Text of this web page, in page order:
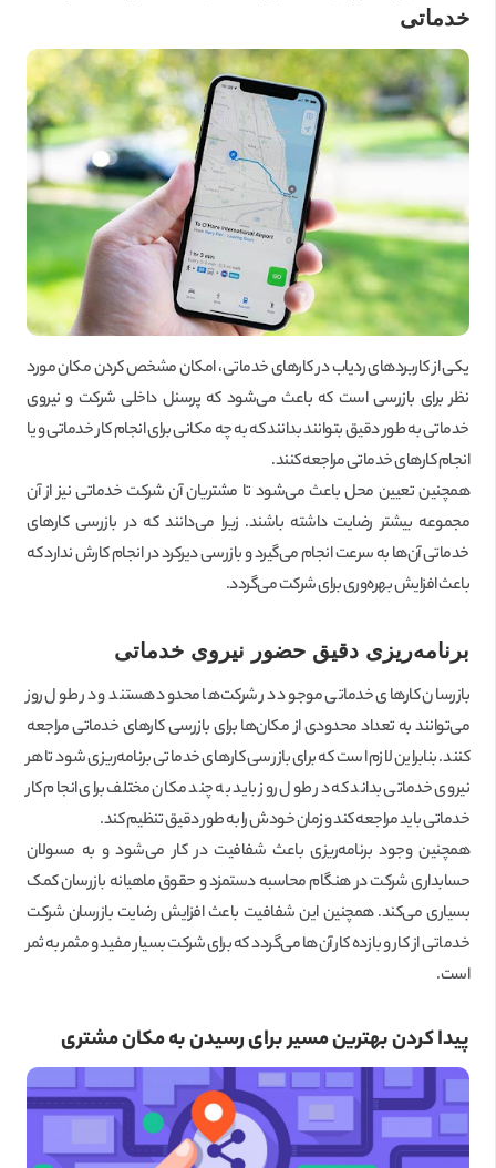
خدماتی
یکی از کاربردهای ردیاب در کارهای خدماتی، امکان مشخص کردن مکان مورد
نظر برای بازرسی است که باعث می‌شود که پرسنل داخلی شرکت و نیروی
خدماتی به طور دقیق بتوانند بدانند که به چه مکانی برای انجام کار خدماتی و یا
انجام کارهای خدماتی مراجعه کنند.
همچنین تعیین محل باعث می‌شود تا مشتریان آن شرکت خدماتی نیز از آن
مجموعه بیشتر رضایت داشته باشند. زیرا می‌دانند که در بازرسی کارهای
خدماتی آن‌ها به سرعت انجام می‌گیرد و بازرسی دیرکرد در انجام کارش ندارد که
باعث افزایش بهره‌وری برای شرکت می‌گردد.
برنامه‌ریزی دقیق حضور نیروی خدماتی
بازرسان کارهای خدماتی موجود در شرکت‌ها محدود هستند و در طول روز
می‌توانند به تعداد محدودی از مکان‌ها برای بازرسی کارهای خدماتی مراجعه
کنند. بنابراین لازم است که برای بازرسی کارهای خدماتی برنامه‌ریزی شود تا هر
نیروی خدماتی بداند که در طول روز باید به چند مکان مختلف برای انجام کار
خدماتی باید مراجعه کند و زمان خودش را به طور دقیق تنظیم کند.
همچنین وجود برنامه‌ریزی باعث شفافیت در کار می‌شود و به مسولان
حسابداری شرکت در هنگام محاسبه دستمزد و حقوق ماهیانه بازرسان کمک
بسیاری می‌کند. همچنین این شفافیت باعث افزایش رضایت بازرسان شرکت
خدماتی از کار و بازده کار آن‌ها می‌گردد که برای شرکت بسیار مفید و مثمر به ثمر
است.
پیدا کردن بهترین مسیر برای رسیدن به مکان مشتری